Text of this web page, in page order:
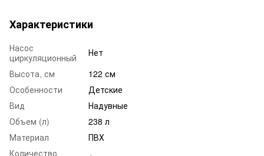
Характеристики
Насос
циркуляционный
Нет
Высота, см
122 см
Особенности
Детские
Вид
Надувные
Объем (л)
238 л
Материал
ПВХ
Количество